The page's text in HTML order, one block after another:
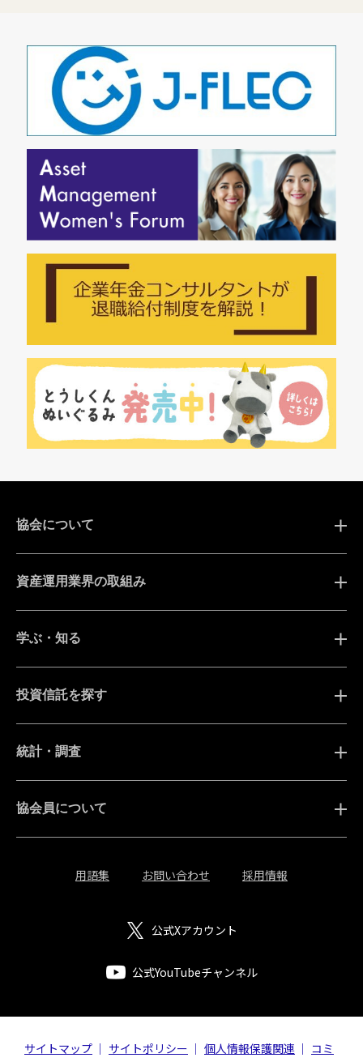
協会について
資産運用業界の取組み
学ぶ・知る
投資信託を探す
統計・調査
協会員について
用語集 お問い合わせ 採用情報
公式Xアカウント
公式YouTubeチャンネル
サイトマップ サイトポリシー 個人情報保護関連 コミ